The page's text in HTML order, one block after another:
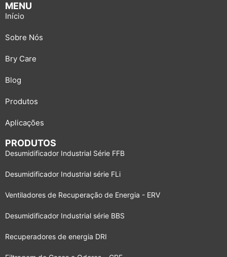
Início
Sobre Nós
Bry Care
Blog
Produtos
Aplicações
MENU
PRODUTOS
Desumidificador Industrial Série FFB
Desumidificador Industrial série FLi
Ventiladores de Recuperação de Energia - ERV
Desumidificador Industrial série BBS
Recuperadores de energia DRI